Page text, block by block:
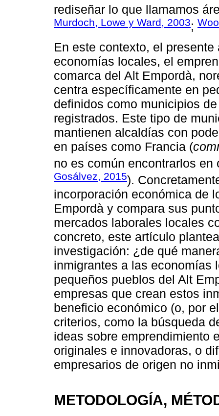
rediseñar lo que llamamos
Murdoch, Lowe y Ward, 2003;
En este contexto, el
economías locales, el
comarca del Alt Empordà,
centra específicamente en
definidos como municipios
registrados. Este tipo de
mantienen alcaldías con
en países como Francia (
no es común encontrarlos
Gosálvez, 2015).
incorporación económica de
Empordà y compara sus
mercados laborales locales
concreto, este artículo
investigación: ¿de qué
inmigrantes a las economías
pequeños pueblos del Alt
empresas que crean estos
beneficio económico (o, por
criterios, como la búsqueda
ideas sobre emprendimiento
originales e innovadoras, o
empresarios de origen no
METODOLOGÍA,